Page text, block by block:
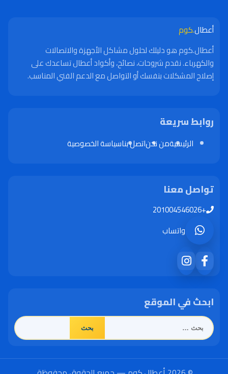
أعطال.كوم
أعطال.كوم هو دليلك لحلول مشاكل الأجهزة والاتصالات
والكهرباء. نقدم شروحات، نصائح، وأكواد أعطال تساعدك على
إصلاح المشكلات بنفسك أو التواصل مع الدعم الفني المناسب.
روابط سريعة
الرئيسيةمن نحناتصل بناسياسة الخصوصية
تواصل معنا
+201004546026
واتساب
ابحث في الموقع
البحث
عن: